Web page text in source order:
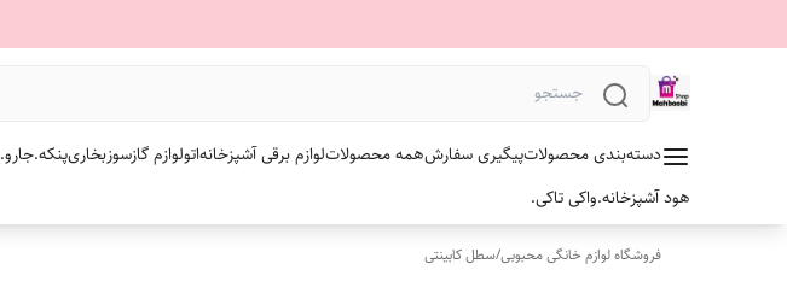
دسته‌بندی محصولاتپیگیری سفارشهمه محصولاتلوازم برقی آشپزخانهاتولوازم گازسوزبخاریپنکه.جارو.
هود آشپزخانه.واکی تاکی.
فروشگاه لوازم خانگی محبوبی/سطل کابینتی